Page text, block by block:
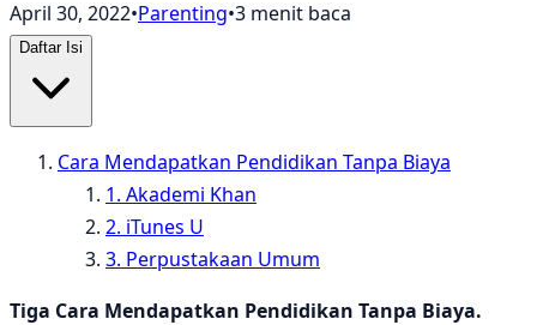
April 30, 2022•Parenting•3 menit baca
Daftar Isi
Cara Mendapatkan Pendidikan Tanpa Biaya
1. Akademi Khan
2. iTunes U
3. Perpustakaan Umum
Tiga Cara Mendapatkan Pendidikan Tanpa Biaya.